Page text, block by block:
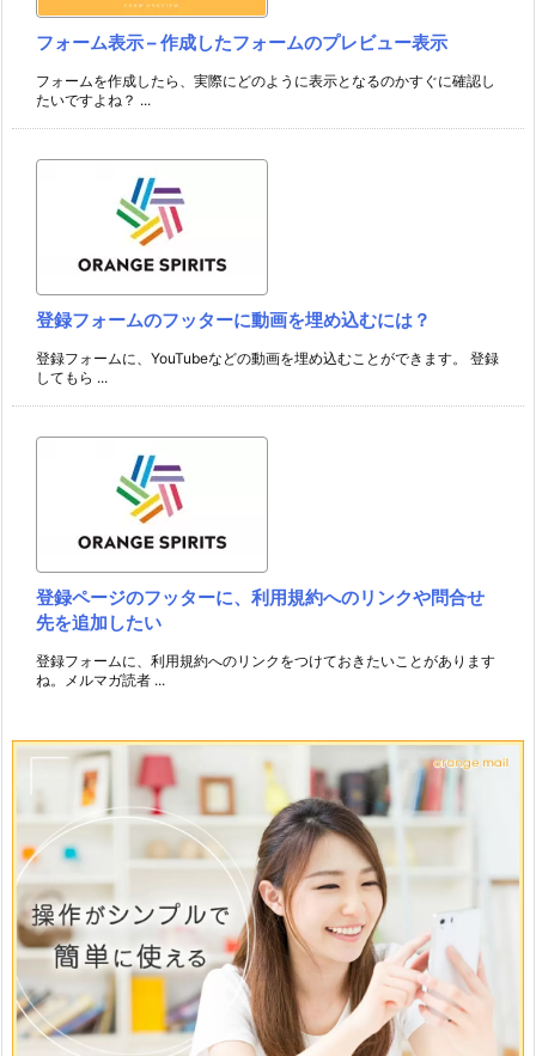
フォーム表示 – 作成したフォームのプレビュー表示
フォームを作成したら、実際にどのように表示となるのかすぐに確認し
たいですよね？ ...
登録フォームのフッターに動画を埋め込むには？
登録フォームに、YouTubeなどの動画を埋め込むことができます。 登録
してもら ...
登録ページのフッターに、利用規約へのリンクや問合せ
先を追加したい
登録フォームに、利用規約へのリンクをつけておきたいことがあります
ね。メルマガ読者 ...